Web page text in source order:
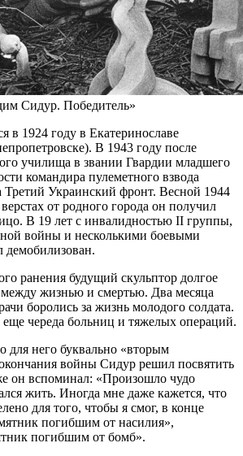
Сидур. Победитель»
в 1924 году в Екатеринославе
В 1943 году после
училища в звании Гвардии младшего
командира пулеметного взвода
Третий Украинский фронт. Весной 1944
от родного города он получил
В 19 лет с инвалидностью II группы,
войны и несколькими боевыми
ранения будущий скульптор долгое
между жизнью и смертью. Два месяца
боролись за жизнь молодого солдата.
еще череда больниц и тяжелых операций.
для него буквально «вторым
войны Сидур решил посвятить
он вспоминал: «Произошло чудо
жить. Иногда мне даже кажется, что
для того, чтобы я смог, в конце
погибшим от насилия»,
погибшим от бомб».